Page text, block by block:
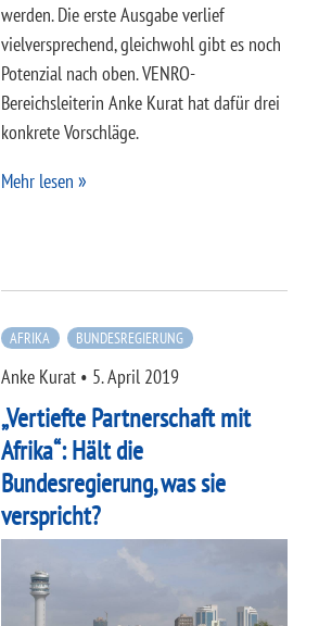
werden. Die erste Ausgabe verlief
vielversprechend, gleichwohl gibt es noch
Potenzial nach oben. VENRO-
Bereichsleiterin Anke Kurat hat dafür drei
konkrete Vorschläge.
Mehr lesen
AFRIKA BUNDESREGIERUNG
Anke Kurat • 5. April 2019
„Vertiefte Partnerschaft mit
Afrika“: Hält die
Bundesregierung, was sie
verspricht?